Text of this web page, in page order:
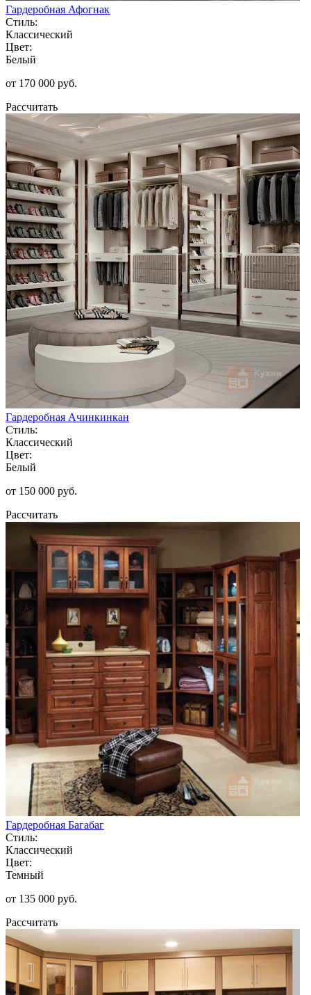
Гардеробная Афогнак
Стиль:
Классический
Цвет:
Белый
от 170 000 руб.
Рассчитать
Гардеробная Ачинкинкан
Стиль:
Классический
Цвет:
Белый
от 150 000 руб.
Рассчитать
Гардеробная Багабаг
Стиль:
Классический
Цвет:
Темный
от 135 000 руб.
Рассчитать